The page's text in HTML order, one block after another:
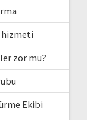
hizmeti
zor mu?
Ekibi